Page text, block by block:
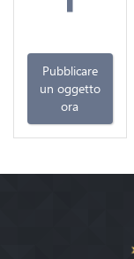
Pubblicare
un oggetto
ora